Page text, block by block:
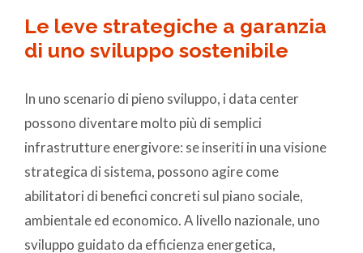
Le leve strategiche a garanzia
di uno sviluppo sostenibile
In uno scenario di pieno sviluppo, i data center
possono diventare molto più di semplici
infrastrutture energivore: se inseriti in una visione
strategica di sistema, possono agire come
abilitatori di benefici concreti sul piano sociale,
ambientale ed economico. A livello nazionale, uno
sviluppo guidato da efficienza energetica,